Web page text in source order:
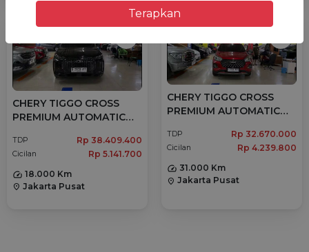
CHERY TIGGO CROSS
PREMIUM AUTOMATIC
TDP Rp 38.409.400
Cicilan
Rp 5.141.700
18.000 Km
location_on Jakarta Pusat
CHERY TIGGO CROSS
PREMIUM AUTOMATIC
TDP Rp 32.670.000
Cicilan
Rp 4.239.800
31.000 Km
location_on Jakarta Pusat
Terapkan